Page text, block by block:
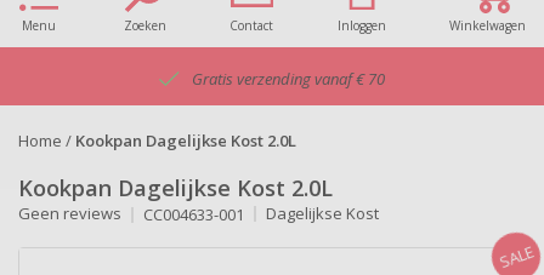
Menu Zoeken Contact Inloggen Winkelwagen
Gratis verzending vanaf € 70
Home / Kookpan Dagelijkse Kost 2.0L
Kookpan Dagelijkse Kost 2.0L
Geen reviews CC004633-001 Dagelijkse Kost
SALE